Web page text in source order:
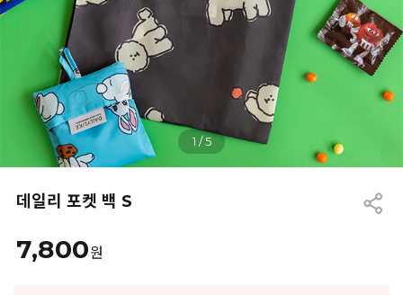
1 /5
데일리 포켓 백 S
7,800원